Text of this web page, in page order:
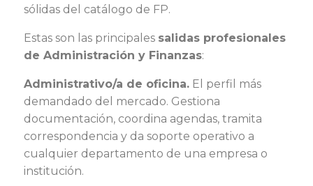
sólidas del catálogo de FP.
Estas son las principales salidas profesionales
de Administración y Finanzas:
Administrativo/a de oficina. El perfil más
demandado del mercado. Gestiona
documentación, coordina agendas, tramita
correspondencia y da soporte operativo a
cualquier departamento de una empresa o
institución.